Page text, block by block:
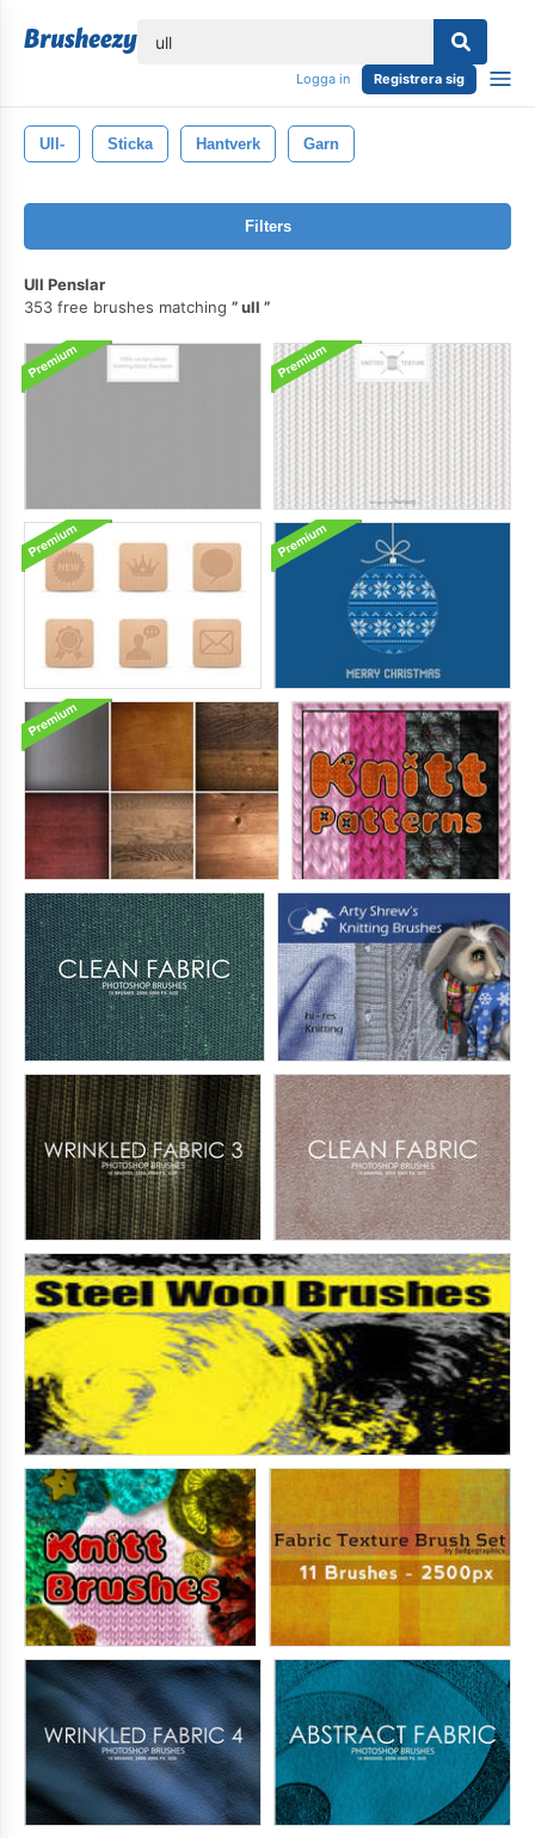
Logga in Registrera sig
Ull- Sticka Hantverk Garn
Filters
Ull Penslar
353 free brushes matching
ull